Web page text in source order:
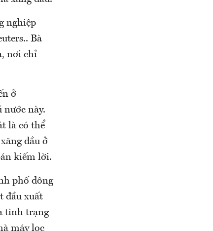
nghiệp
Bà
nơi chỉ
ở
nước này.
là có thể
dầu ở
kiếm lời.
phố đông
đầu xuất
tình trạng
máy lọc